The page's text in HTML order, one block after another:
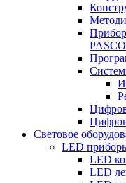
PASCO
Световое
LED
LED
LED